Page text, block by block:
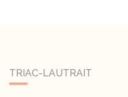
TRIAC-LAUTRAIT